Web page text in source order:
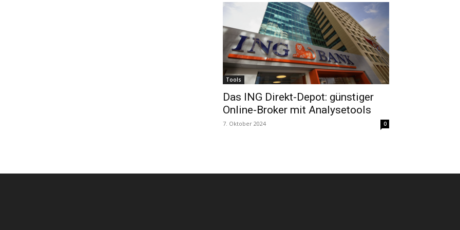
Tools
Das ING Direkt-Depot: günstiger
Online-Broker mit Analysetools
7. Oktober 2024 0